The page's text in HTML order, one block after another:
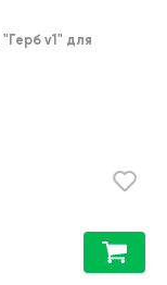
"Герб v1" для